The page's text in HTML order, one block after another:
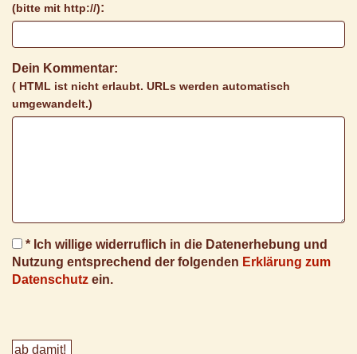
(bitte mit http://):
Dein Kommentar:
( HTML ist nicht erlaubt. URLs werden automatisch
umgewandelt.)
* Ich willige widerruflich in die Datenerhebung und
Nutzung entsprechend der folgenden Erklärung zum
Datenschutz ein.